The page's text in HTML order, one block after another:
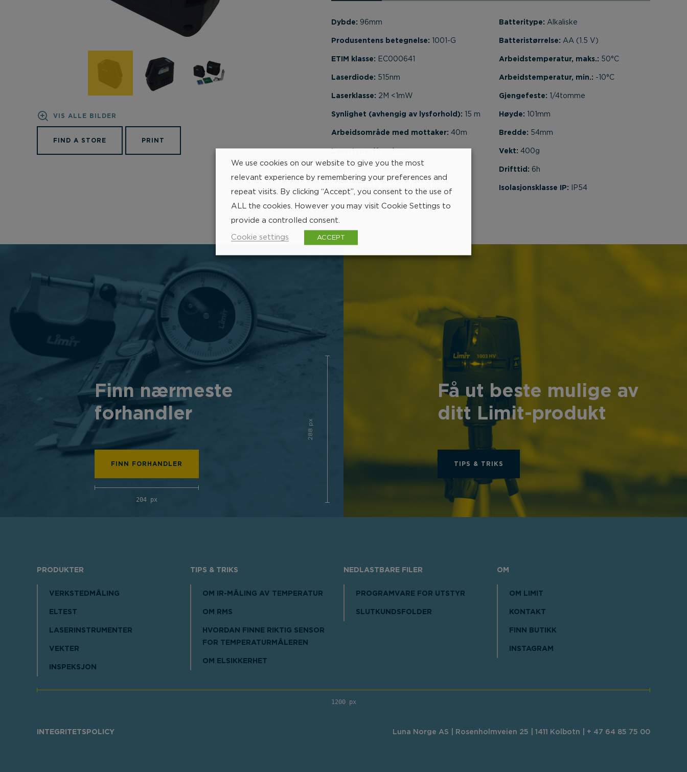
VIS ALLE BILDER
FIND A STORE PRINT
178650800, 178680104 & 178690103.
Dybde: 96mm
Produsentens betegnelse: 1001-G
ETIM klasse: EC000641
Laserdiode: 515nm
Laserklasse: 2M <1mW
Synlighet (avhengig av lysforhold): 15 m
Arbeidsområde med mottaker: 40m
Nøyaktighet, linje: ± 3 mm/10 m
Antall batterier:3stk
Batteritype: Alkaliske
Batteristørrelse: AA (1.5 V)
Arbeidstemperatur, maks.: 50°C
Arbeidstemperatur, min.: -10°C
Gjengefeste: 1/4tomme
Høyde: 101mm
Bredde: 54mm
Vekt: 400g
Drifttid: 6h
Isolasjonsklasse IP: IP54
Finn nærmeste
forhandler
FINN FORHANDLER
204 px
288 px
Få ut beste mulige av
ditt Limit-produkt
TIPS & TRIKS
PRODUKTER
VERKSTEDMÅLING
ELTEST
LASERINSTRUMENTER
VEKTER
INSPEKSJON
TIPS & TRIKS
OM IR-MÅLING AV TEMPERATUR
OM RMS
HVORDAN FINNE RIKTIG SENSOR
FOR TEMPERATURMÅLEREN
OM ELSIKKERHET
NEDLASTBARE FILER
PROGRAMVARE FOR UTSTYR
SLUTKUNDSFOLDER
OM
OM LIMIT
KONTAKT
FINN BUTIKK
INSTAGRAM
1200 px
INTEGRITETSPOLICY Luna Norge AS | Rosenholmveien 25 | 1411 Kolbotn | + 47 64 85 75 00
We use cookies on our website to give you the most
relevant experience by remembering your preferences and
repeat visits. By clicking “Accept”, you consent to the use of
ALL the cookies. However you may visit Cookie Settings to
provide a controlled consent.
Cookie settings ACCEPT